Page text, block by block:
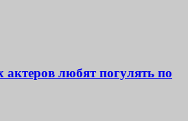
любят погулять по